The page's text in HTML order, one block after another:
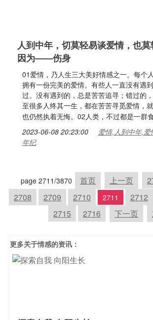
人到中年，切莫轻易谈爱情，也莫
因为——伤身
01爱情，乃人生三大美好情感之一。每个
拥有一份完美的爱情。有些人一直没有遇
过。没有遇到的，总是苦苦追寻；错过的
至很多人终其一生，都在苦苦寻觅爱情，
也仍然执着无悔。02人类，不过都是一群
2023-06-08 20:23:00
爱情,人到中年,爱
年纪
page 2711/3870 首页 上一页
2708
2709 2710 2711 2712
2715
2716 下一页
更多关于情感的资讯：